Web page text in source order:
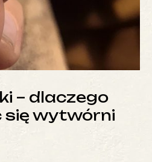
– dlaczego
wytwórni